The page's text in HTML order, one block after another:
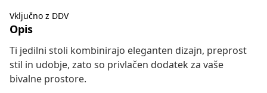
Vključno z DDV
Opis
Ti jedilni stoli kombinirajo eleganten dizajn, preprost
stil in udobje, zato so privlačen dodatek za vaše
bivalne prostore.